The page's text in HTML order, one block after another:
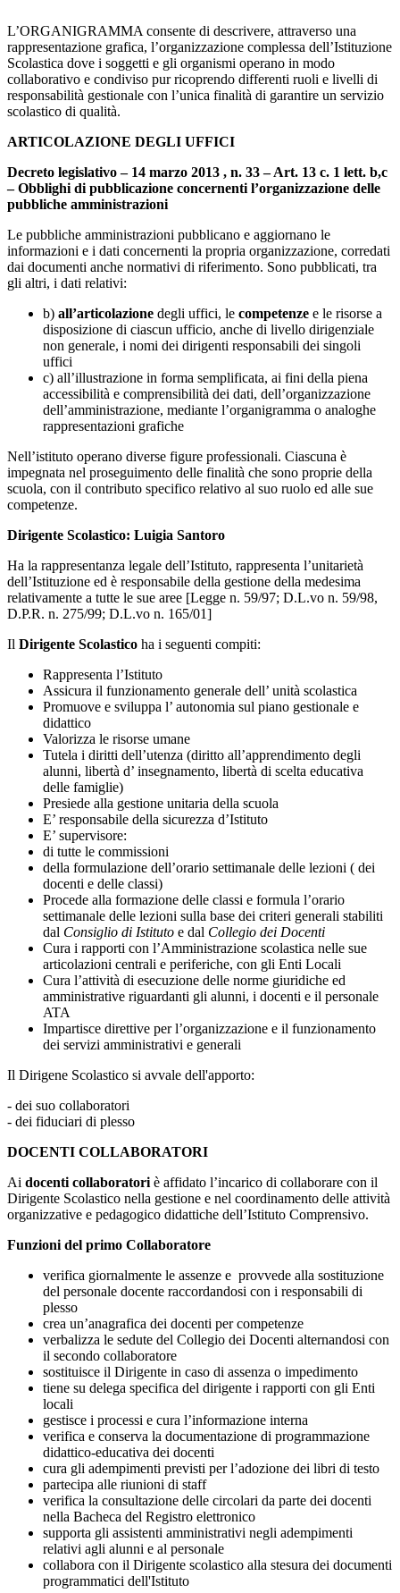
L’ORGANIGRAMMA consente di descrivere, attraverso una
rappresentazione grafica, l’organizzazione complessa dell’Istituzione
Scolastica dove i soggetti e gli organismi operano in modo
collaborativo e condiviso pur ricoprendo differenti ruoli e livelli di
responsabilità gestionale con l’unica finalità di garantire un servizio
scolastico di qualità.
ARTICOLAZIONE DEGLI UFFICI
Decreto legislativo – 14 marzo 2013 , n. 33 – Art. 13 c. 1 lett. b,c
– Obblighi di pubblicazione concernenti l’organizzazione delle
pubbliche amministrazioni
Le pubbliche amministrazioni pubblicano e aggiornano le
informazioni e i dati concernenti la propria organizzazione, corredati
dai documenti anche normativi di riferimento. Sono pubblicati, tra
gli altri, i dati relativi:
b) all’articolazione degli uffici, le competenze e le risorse a
disposizione di ciascun ufficio, anche di livello dirigenziale
non generale, i nomi dei dirigenti responsabili dei singoli
uffici
c) all’illustrazione in forma semplificata, ai fini della piena
accessibilità e comprensibilità dei dati, dell’organizzazione
dell’amministrazione, mediante l’organigramma o analoghe
rappresentazioni grafiche
Nell’istituto operano diverse figure professionali. Ciascuna è
impegnata nel proseguimento delle finalità che sono proprie della
scuola, con il contributo specifico relativo al suo ruolo ed alle sue
competenze.
Dirigente Scolastico: Luigia Santoro
Ha la rappresentanza legale dell’Istituto, rappresenta l’unitarietà
dell’Istituzione ed è responsabile della gestione della medesima
relativamente a tutte le sue aree [Legge n. 59/97; D.L.vo n. 59/98,
D.P.R. n. 275/99; D.L.vo n. 165/01]
Il Dirigente Scolastico ha i seguenti compiti:
Rappresenta l’Istituto
Assicura il funzionamento generale dell’ unità scolastica
Promuove e sviluppa l’ autonomia sul piano gestionale e
didattico
Valorizza le risorse umane
Tutela i diritti dell’utenza (diritto all’apprendimento degli
alunni, libertà d’ insegnamento, libertà di scelta educativa
delle famiglie)
Presiede alla gestione unitaria della scuola
E’ responsabile della sicurezza d’Istituto
E’ supervisore:
di tutte le commissioni
della formulazione dell’orario settimanale delle lezioni ( dei
docenti e delle classi)
Procede alla formazione delle classi e formula l’orario
settimanale delle lezioni sulla base dei criteri generali stabiliti
dal Consiglio di Istituto e dal Collegio dei Docenti
Cura i rapporti con l’Amministrazione scolastica nelle sue
articolazioni centrali e periferiche, con gli Enti Locali
Cura l’attività di esecuzione delle norme giuridiche ed
amministrative riguardanti gli alunni, i docenti e il personale
ATA
Impartisce direttive per l’organizzazione e il funzionamento
dei servizi amministrativi e generali
Il Dirigene Scolastico si avvale dell'apporto:
- dei suo collaboratori
- dei fiduciari di plesso
DOCENTI COLLABORATORI
Ai docenti collaboratori è affidato l’incarico di collaborare con il
Dirigente Scolastico nella gestione e nel coordinamento delle attività
organizzative e pedagogico didattiche dell’Istituto Comprensivo.
Funzioni del primo Collaboratore
verifica giornalmente le assenze e provvede alla sostituzione
del personale docente raccordandosi con i responsabili di
plesso
crea un’anagrafica dei docenti per competenze
verbalizza le sedute del Collegio dei Docenti alternandosi con
il secondo collaboratore
sostituisce il Dirigente in caso di assenza o impedimento
tiene su delega specifica del dirigente i rapporti con gli Enti
locali
gestisce i processi e cura l’informazione interna
verifica e conserva la documentazione di programmazione
didattico-educativa dei docenti
cura gli adempimenti previsti per l’adozione dei libri di testo
partecipa alle riunioni di staff
verifica la consultazione delle circolari da parte dei docenti
nella Bacheca del Registro elettronico
supporta gli assistenti amministrativi negli adempimenti
relativi agli alunni e al personale
collabora con il Dirigente scolastico alla stesura dei documenti
programmatici dell'Istituto